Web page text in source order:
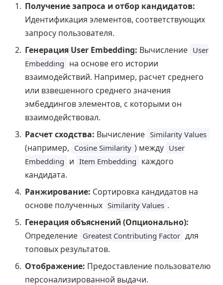
Получение запроса и отбор кандидатов:
Идентификация элементов, соответствующих
запросу пользователя.
Генерация User Embedding: Вычисление User
Embedding на основе его истории
взаимодействий. Например, расчет среднего
или взвешенного среднего значения
эмбеддингов элементов, с которыми он
взаимодействовал.
Расчет сходства: Вычисление Similarity Values
(например, Cosine Similarity ) между User
Embedding и Item Embedding каждого
кандидата.
Ранжирование: Сортировка кандидатов на
основе полученных Similarity Values .
Генерация объяснений (Опционально):
Определение Greatest Contributing Factor для
топовых результатов.
Отображение: Предоставление пользователю
персонализированной выдачи.